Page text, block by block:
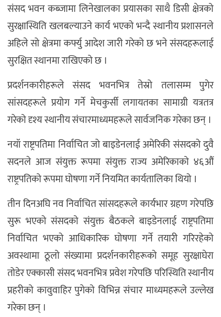
संसद भवन कब्जामा लिनेखालका प्रयासका साथै डिसी क्षेत्रको
सुरक्षास्थिति खलबल्याउने कार्य भएको भन्दै स्थानीय प्रशासनले
अहिले सो क्षेत्रमा कर्फ्यु आदेश जारी गरेको छ भने संसदहरूलाई
सुरक्षित स्थानमा राखिएको छ ।
प्रदर्शनकारीहरूले संसद भवनभित्र तेस्रो तलासम्म पुगेर
सांसदहरूले प्रयोग गर्ने मेचकुर्सी लगायतका सामाग्री यत्रतत्र
गरेको दृश्य स्थानीय संचारमाध्यमहरूले सार्वजनिक गरेका छन् ।
नयॉ राष्ट्रपतिमा निर्वाचित जो बाइडेनलाई अमेरिकी संसदको दुवै
सदनले आज संयुक्त रूपमा संयुक्त राज्य अमेरिकाको ४६औं
राष्ट्रपतिको रूपमा घोषणा गर्ने नियमित कार्यतालिका थियो ।
तीन दिनअघि नव निर्वाचित सांसदहरूले कार्यभार ग्रहण गरेपछि
सुरू भएको संसदको संयुक्त बैठकले बाइडेनलाई राष्ट्रपतिमा
निर्वाचित भएको आधिकारिक घोषणा गर्ने तयारी गरिरहेको
अवस्थामा ठूलो संख्यामा प्रदर्शनकारीहरूको समूह सुरक्षाघेरा
तोडेर एक्कासी संसद भवनभित्र प्रवेश गरेपछि परिस्थिति स्थानीय
प्रहरीको कावुवाहिर पुगेको विभिन्न संचार माध्यमहरूले उल्लेख
गरेका छन् ।